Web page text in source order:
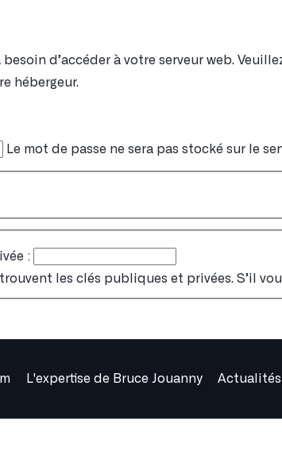
d’accéder à votre serveur web.
hébergeur.
Le mot de passe ne sera pas stocké sur le
:
les clés publiques et privées. S’il
L'expertise de Bruce Jouanny Actualités